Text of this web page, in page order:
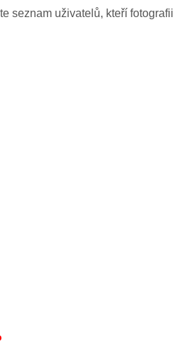
seznam uživatelů, kteří fotografii